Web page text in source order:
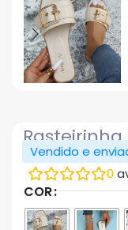
Vendido e
0
COR